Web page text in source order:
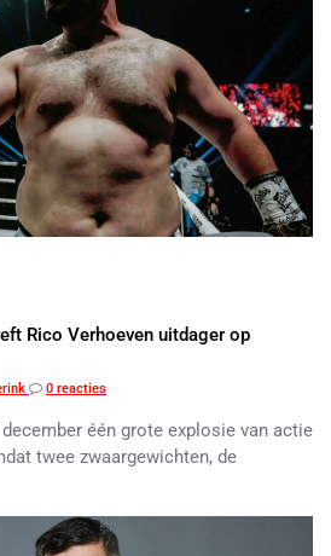
Rico Verhoeven uitdager op
0 reacties
één grote explosie van actie
twee zwaargewichten, de